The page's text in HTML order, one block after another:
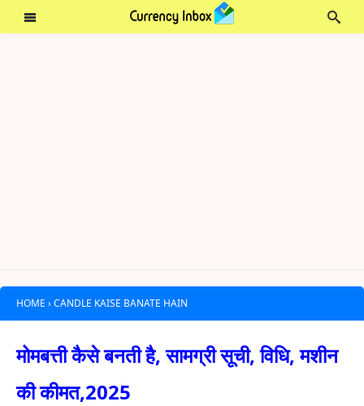
HOME › CANDLE KAISE BANATE HAIN
मोमबत्ती कैसे बनती है, सामग्री सूची, विधि, मशीन
की कीमत,2025